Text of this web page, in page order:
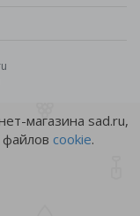
магазина sad.ru,
файлов cookie.